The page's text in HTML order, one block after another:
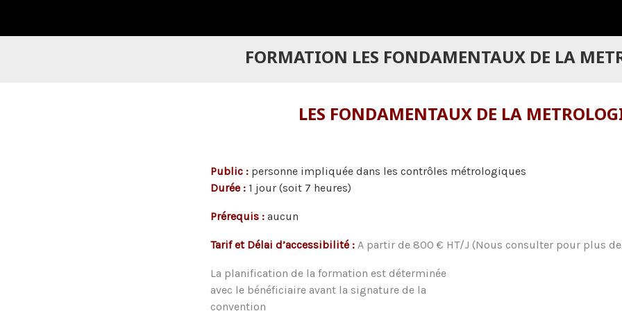
FORMATION LES FONDAMENTAUX DE LA
LES FONDAMENTAUX DE LA
Public : personne impliquée dans les contrôles
Durée : 1 jour (soit 7 heures)
Prérequis : aucun
Tarif et Délai d’accessibilité : A partir de 800 € HT/J (Nous consulter pour plus
La planification de la formation est déterminée
avec le bénéficiaire avant la signature de la
convention